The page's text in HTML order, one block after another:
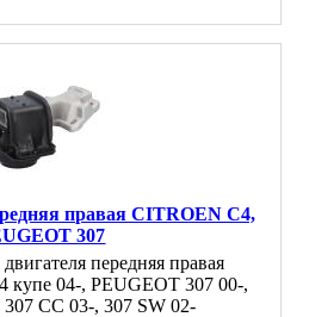
правая CITROEN C4,
307
передняя правая
купе 04-, PEUGEOT 307 00-,
CC 03-, 307 SW 02-